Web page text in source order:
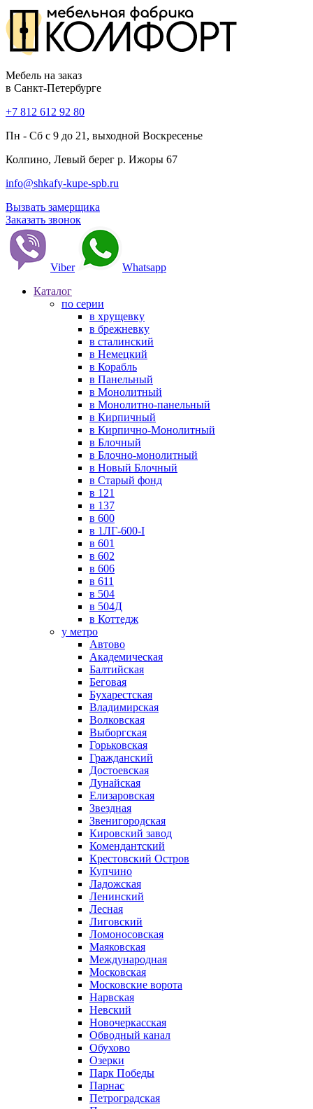
Мебель на заказ
в Санкт-Петербурге
+7 812 612 92 80
Пн - Сб с 9 до 21, выходной Воскресенье
Колпино, Левый берег р. Ижоры 67
info@shkafy-kupe-spb.ru
Вызвать замерщика
Заказать звонок
Viber
Whatsapp
Каталог
по серии
в хрущевку
в брежневку
в сталинский
в Немецкий
в Корабль
в Панельный
в Монолитный
в Монолитно-панельный
в Кирпичный
в Кирпично-Монолитный
в Блочный
в Блочно-монолитный
в Новый Блочный
в Старый фонд
в 121
в 137
в 600
в 1ЛГ-600-I
в 601
в 602
в 606
в 611
в 504
в 504Д
в Коттедж
у метро
Автово
Академическая
Балтийская
Беговая
Бухарестская
Владимирская
Волковская
Выборгская
Горьковская
Гражданский
Достоевская
Дунайская
Елизаровская
Звездная
Звенигородская
Кировский завод
Комендантский
Крестовский Остров
Купчино
Ладожская
Ленинский
Лесная
Лиговский
Ломоносовская
Маяковская
Международная
Московская
Московские ворота
Нарвская
Невский
Новочеркасская
Обводный канал
Обухово
Озерки
Парк Победы
Парнас
Петроградская